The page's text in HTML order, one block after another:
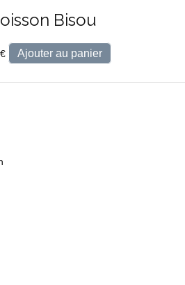
Bisou
€ Ajouter au panier